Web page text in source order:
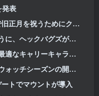
発表
ルなグッズをいくつか用意しました
バグズが宝庫に戻ってきた
キャリーキャラクター
開始とともに始まります 1: 征服
トでマウントが導入